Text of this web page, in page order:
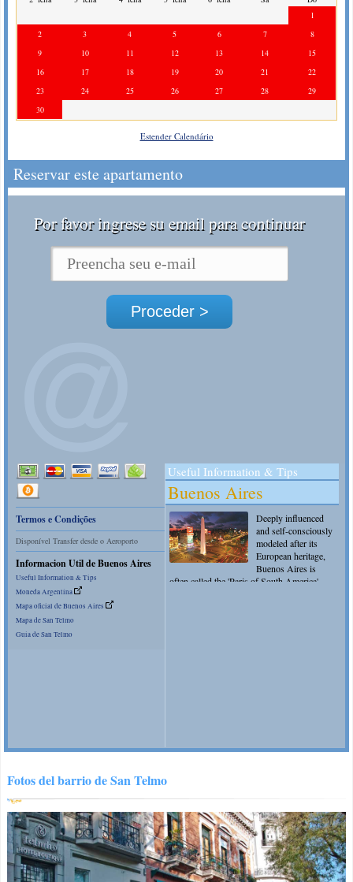
1
2
3 4 5 6 7
8
9
10 11 12 13 14
15
16
17 18 19 20 21
22
23
24 25 26 27 28
29
30
Estender Calendário
Reservar este apartamento
Por favor ingrese su email para continuar
Termos e Condições
Disponível Transfer desde o Aeroporto
Informacion Util de Buenos Aires
Useful Information & Tips
Moneda Argentina
Mapa oficial de Buenos Aires
Mapa de San Telmo
Guia de San Telmo
Fotos del barrio de San Telmo